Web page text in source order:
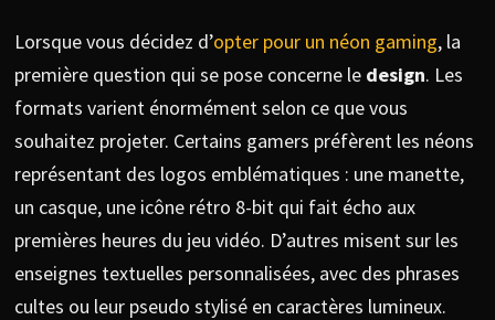
Lorsque vous décidez d’opter pour un néon gaming, la
première question qui se pose concerne le design. Les
formats varient énormément selon ce que vous
souhaitez projeter. Certains gamers préfèrent les néons
représentant des logos emblématiques : une manette,
un casque, une icône rétro 8-bit qui fait écho aux
premières heures du jeu vidéo. D’autres misent sur les
enseignes textuelles personnalisées, avec des phrases
cultes ou leur pseudo stylisé en caractères lumineux.